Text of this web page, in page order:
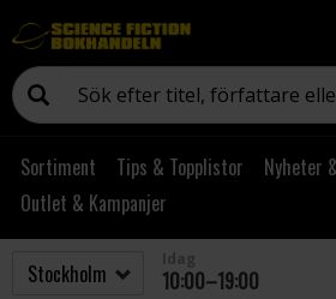
Sortiment Tips & Topplistor
Nyheter
Outlet & Kampanjer
10:00–19:00